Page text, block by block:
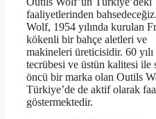
faaliyetlerinden
Wolf, 1954 yılında kurulan
kökenli bir bahçe aletleri ve
makineleri üreticisidir. 60 yılı
tecrübesi ve üstün kalitesi ile
öncü bir marka olan Outils
Türkiye’de de aktif olarak
göstermektedir.